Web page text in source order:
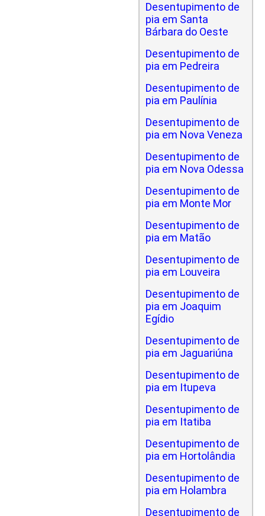
Desentupimento de
pia em Santa
Bárbara do Oeste
Desentupimento de
pia em Pedreira
Desentupimento de
pia em Paulínia
Desentupimento de
pia em Nova Veneza
Desentupimento de
pia em Nova Odessa
Desentupimento de
pia em Monte Mor
Desentupimento de
pia em Matão
Desentupimento de
pia em Louveira
Desentupimento de
pia em Joaquim
Egídio
Desentupimento de
pia em Jaguariúna
Desentupimento de
pia em Itupeva
Desentupimento de
pia em Itatiba
Desentupimento de
pia em Hortolândia
Desentupimento de
pia em Holambra
Desentupimento de